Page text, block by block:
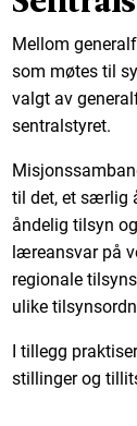
Mellom
som møtes til
valgt av
sentralstyret.
til det, et særlig
åndelig tilsyn
læreansvar på
regionale
ulike
I tillegg
stillinger og